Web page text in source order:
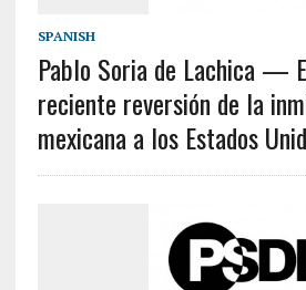
SPANISH
Pablo Soria de Lachica —
reciente reversión de la
mexicana a los Estados